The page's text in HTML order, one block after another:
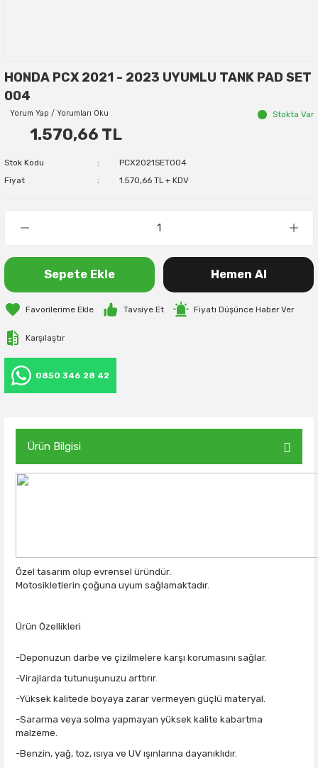
HONDA PCX 2021 - 2023 UYUMLU TANK PAD SET
004
Yorum Yap / Yorumları Oku Stokta Var
1.570,66 TL
Stok Kodu
PCX2021SET004
Fiyat
1.570,66 TL + KDV
Sepete Ekle Hemen Al
Tavsiye Et Fiyatı Düşünce Haber Ver
Karşılaştır
0850 346 28 42
Ürün Bilgisi
Özel tasarım olup evrensel üründür.
Motosikletlerin çoğuna uyum sağlamaktadır.
Ürün Özellikleri
-Deponuzun darbe ve çizilmelere karşı korumasını sağlar.
-Virajlarda tutunuşunuzu arttırır.
-Yüksek kalitede boyaya zarar vermeyen güçlü materyal.
-Sararma veya solma yapmayan yüksek kalite kabartma
malzeme.
-Benzin, yağ, toz, ısıya ve UV ışınlarına dayanıklıdır.